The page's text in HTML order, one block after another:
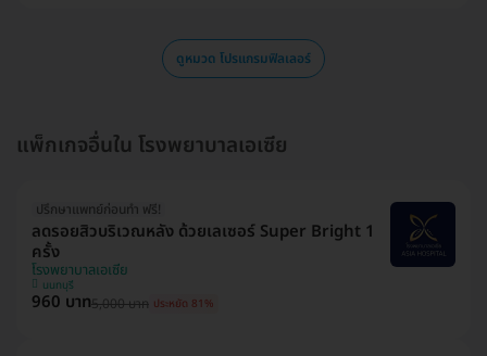
ดูหมวด โปรแกรมฟิลเลอร์
แพ็กเกจอื่นใน โรงพยาบาลเอเซีย
ปรึกษาแพทย์ก่อนทำ ฟรี!
ลดรอยสิวบริเวณหลัง ด้วยเลเซอร์ Super Bright 1
ครั้ง
โรงพยาบาลเอเซีย
นนทบุรี
960 บาท5,000 บาท ประหยัด 81%